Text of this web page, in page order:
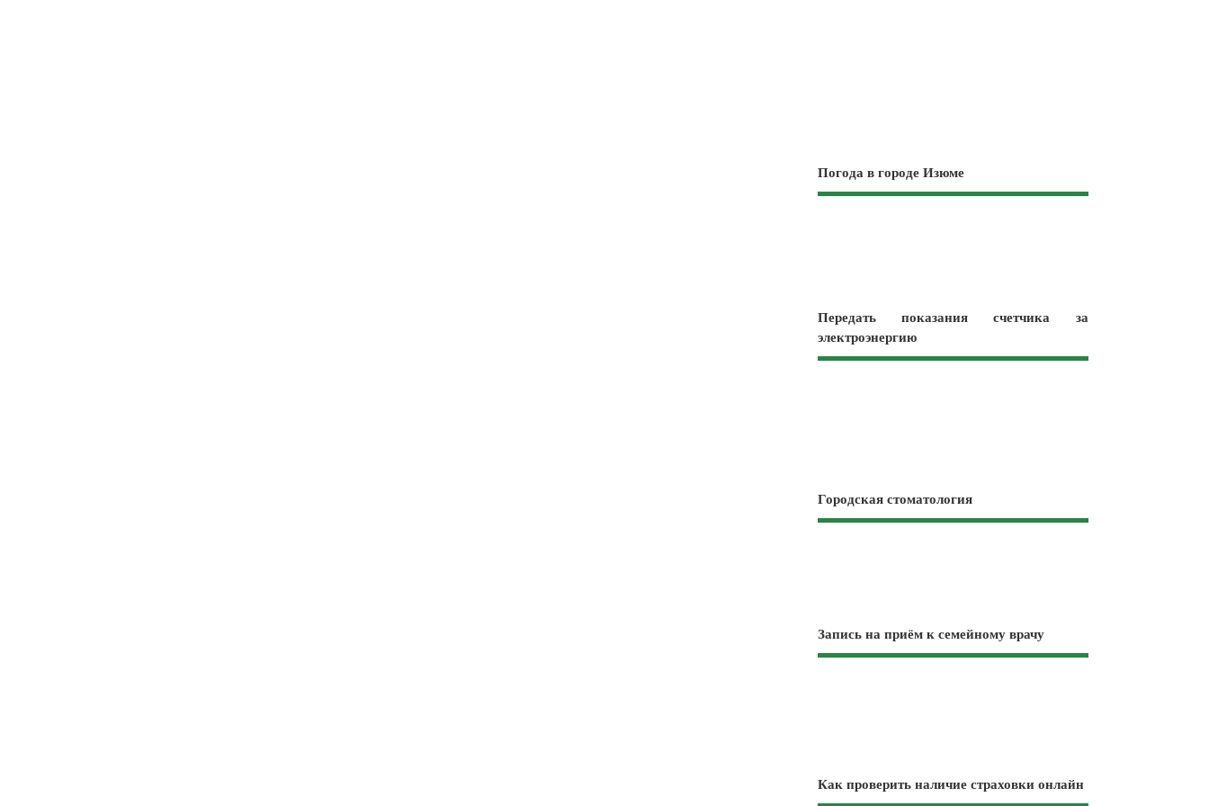
Погода в городе Изюме
Передать показания счетчика за
электроэнергию
Городская стоматология
Запись на приём к семейному врачу
Как проверить наличие страховки онлайн